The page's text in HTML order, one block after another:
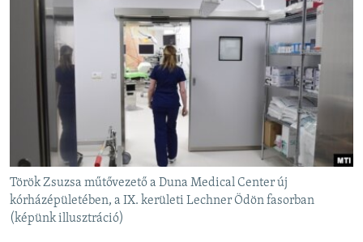
DEMOKRÁCIA
A PÉNZ NYOMÁBAN
EURÓPAI UNIÓ
KLÍMAVÁLTOZÁS
A MÚLT TANULSÁGAI
KÖVESSEN MINKET!
Török Zsuzsa műtővezető a Duna Medical Center új
kórházépületében, a IX. kerületi Lechner Ödön fasorban
(képünk illusztráció)